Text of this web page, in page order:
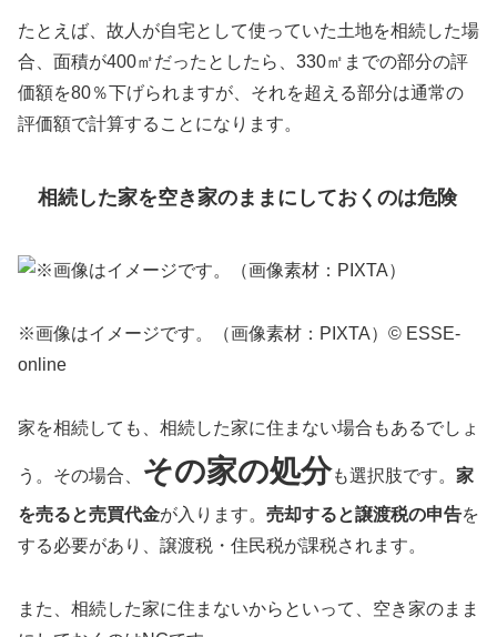
たとえば、故人が自宅として使っていた土地を相続した場
合、面積が400㎡だったとしたら、330㎡までの部分の評
価額を80％下げられますが、それを超える部分は通常の
評価額で計算することになります。
相続した家を空き家のままにしておくのは危険
※画像はイメージです。（画像素材：PIXTA）© ESSE-
online
家を相続しても、相続した家に住まない場合もあるでしょ
う。その場合、 その家の処分も選択肢です。 家
を売ると売買代金が入ります。 売却すると譲渡税の申告を
する必要があり、譲渡税・住民税が課税されます。
また、相続した家に住まないからといって、空き家のまま